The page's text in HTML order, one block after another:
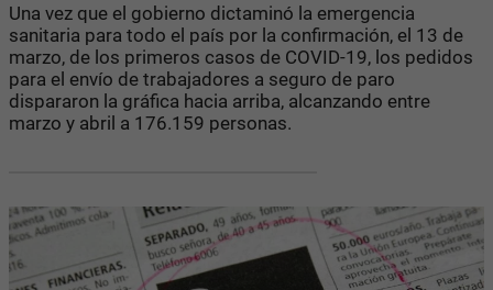
Una vez que el gobierno dictaminó la emergencia
sanitaria para todo el país por la confirmación, el 13 de
marzo, de los primeros casos de COVID-19, los pedidos
para el envío de trabajadores a seguro de paro
dispararon la gráfica hacia arriba, alcanzando entre
marzo y abril a 176.159 personas.